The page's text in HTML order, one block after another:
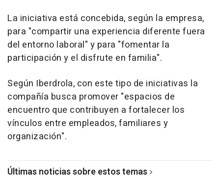
La iniciativa está concebida, según la empresa,
para "compartir una experiencia diferente fuera
del entorno laboral" y para "fomentar la
participación y el disfrute en familia".
Según Iberdrola, con este tipo de iniciativas la
compañía busca promover "espacios de
encuentro que contribuyen a fortalecer los
vínculos entre empleados, familiares y
organización".
Últimas noticias sobre estos temas